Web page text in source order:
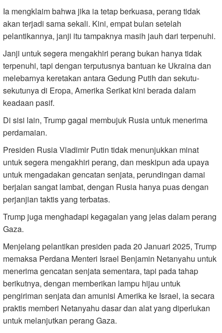
Ia mengklaim bahwa jika ia tetap berkuasa, perang tidak
akan terjadi sama sekali. Kini, empat bulan setelah
pelantikannya, janji itu tampaknya masih jauh dari terpenuhi.
Janji untuk segera mengakhiri perang bukan hanya tidak
terpenuhi, tapi dengan terputusnya bantuan ke Ukraina dan
melebarnya keretakan antara Gedung Putih dan sekutu-
sekutunya di Eropa, Amerika Serikat kini berada dalam
keadaan pasif.
Di sisi lain, Trump gagal membujuk Rusia untuk menerima
perdamaian.
Presiden Rusia Vladimir Putin tidak menunjukkan minat
untuk segera mengakhiri perang, dan meskipun ada upaya
untuk mengadakan gencatan senjata, perundingan damai
berjalan sangat lambat, dengan Rusia hanya puas dengan
perjanjian taktis yang terbatas.
Trump juga menghadapi kegagalan yang jelas dalam perang
Gaza.
Menjelang pelantikan presiden pada 20 Januari 2025, Trump
memaksa Perdana Menteri Israel Benjamin Netanyahu untuk
menerima gencatan senjata sementara, tapi pada tahap
berikutnya, dengan memberikan lampu hijau untuk
pengiriman senjata dan amunisi Amerika ke Israel, ia secara
praktis memberi Netanyahu dasar dan alat yang diperlukan
untuk melanjutkan perang Gaza.